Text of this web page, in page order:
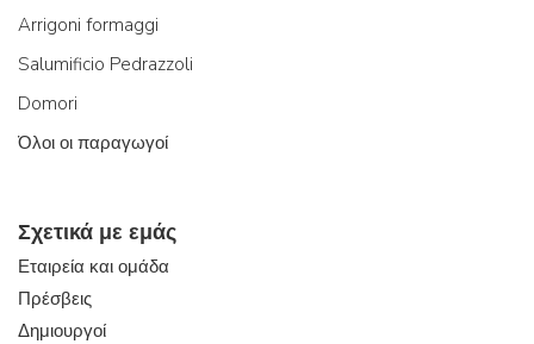
Arrigoni formaggi
Salumificio Pedrazzoli
Domori
Όλοι οι παραγωγοί
Σχετικά με εμάς
Εταιρεία και ομάδα
Πρέσβεις
Δημιουργοί